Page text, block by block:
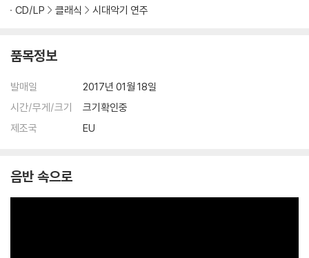
CD/LP
클래식 시대악기 연주
품목정보
발매일
2017년 01월 18일
시간/무게/크기
크기확인중
제조국
EU
음반 속으로